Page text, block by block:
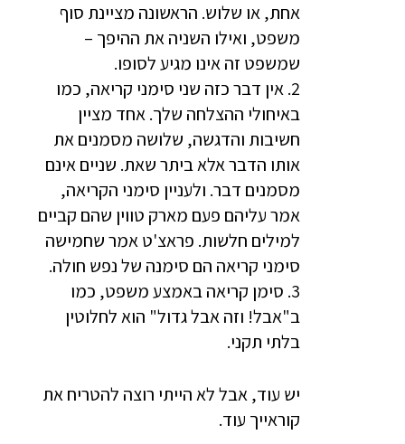
אחת, או שלוש. הראשונה מציינת סוף
משפט, ואילו השניה את ההיפך –
שמשפט זה אינו מגיע לסופו.
2. אין דבר כזה שני סימני קריאה, כמו
באיחולי ההצלחה שלך. אחד מציין
חשיבות והדגשה, שלושה מסמנים את
אותו הדבר אלא ביתר שאת. שניים אינם
מסמנים דבר. ולעניין סימני הקריאה,
אמר עליהם פעם מארק טווין שהם קביים
למילים חלשות. פראצ'ט אמר שחמישה
סימני קריאה הם סימנה של נפש חולה.
3. סימן קריאה באמצע משפט, כמו
ב"אבל! וזה אבל גדול" הוא לחלוטין
בלתי תקני.
יש עוד, אבל לא הייתי רוצה להטריח את
קוראייך עוד.